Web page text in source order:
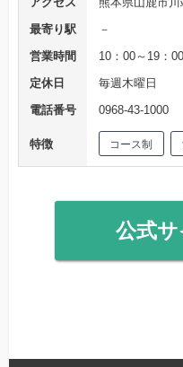
最寄り駅
－
営業時間
10：00～19：00
定休日
毎週木曜日
電話番号
0968-43-1000
特徴 コース制
公式